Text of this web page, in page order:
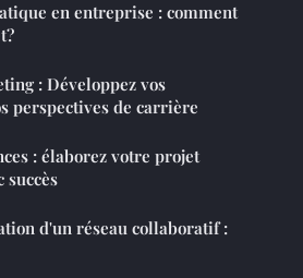
en entreprise : comment
: Développez vos
perspectives de carrière
: élaborez votre projet
succès
d'un réseau collaboratif :